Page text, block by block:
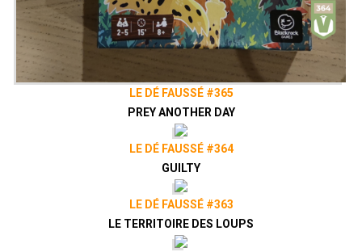
LE DÉ FAUSSÉ #365
PREY ANOTHER DAY
LE DÉ FAUSSÉ #364
GUILTY
LE DÉ FAUSSÉ #363
LE TERRITOIRE DES LOUPS